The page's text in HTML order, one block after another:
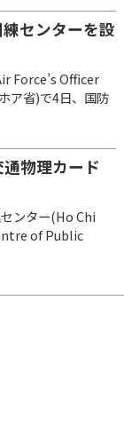
センターを設
Force’s Officer
ア省)で4日、国防
物理カード
ンター(Ho Chi
of Public